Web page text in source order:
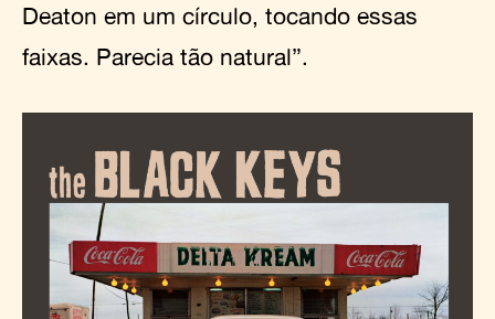
Deaton em um círculo, tocando essas
faixas. Parecia tão natural”.